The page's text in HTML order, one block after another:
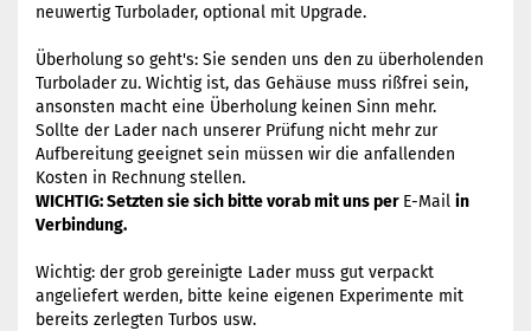
neuwertig Turbolader, optional mit Upgrade.
Überholung so geht's: Sie senden uns den zu überholenden
Turbolader zu. Wichtig ist, das Gehäuse muss rißfrei sein,
ansonsten macht eine Überholung keinen Sinn mehr.
Sollte der Lader nach unserer Prüfung nicht mehr zur
Aufbereitung geeignet sein müssen wir die anfallenden
Kosten in Rechnung stellen.
WICHTIG: Setzten sie sich bitte vorab mit uns per E-Mail in
Verbindung.
Wichtig: der grob gereinigte Lader muss gut verpackt
angeliefert werden, bitte keine eigenen Experimente mit
bereits zerlegten Turbos usw.